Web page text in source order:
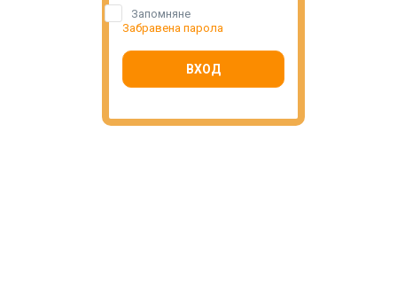
Запомняне
Забравена парола
ВХОД